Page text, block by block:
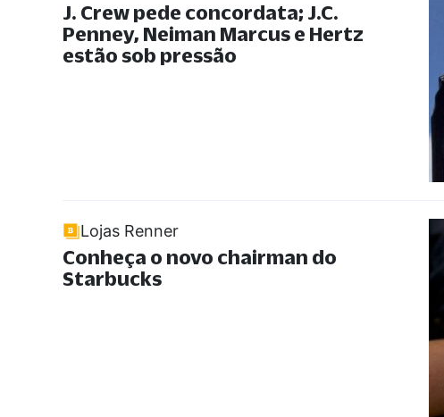
J. Crew pede concordata; J.C.
Penney, Neiman Marcus e Hertz
estão sob pressão
Lojas Renner
Conheça o novo chairman do
Starbucks